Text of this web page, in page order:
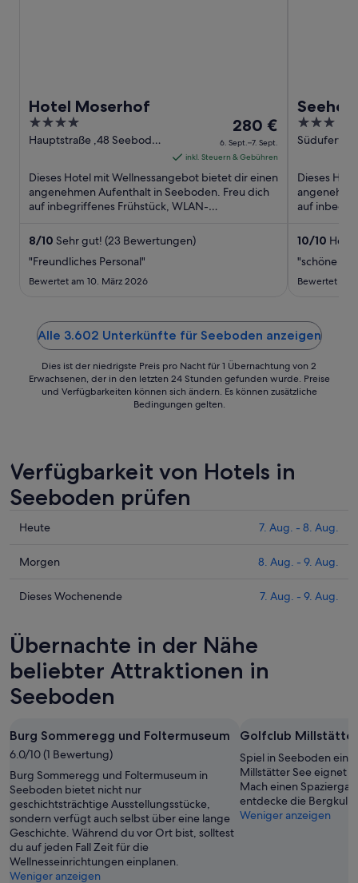
Hotel Moserhof
4
out
5
Hauptstraße ,48 Seeboden
Der
Preis
beträgt
280 €
pro
Sept.
280 €
6. Sept.–7. Sept.
inkl. Steuern & Gebühren
Dieses Hotel mit Wellnessangebot bietet dir einen
angenehmen Aufenthalt in Seeboden. Freu dich
auf inbegriffenes Frühstück, WLAN-
8/10 Sehr gut! (23 Bewertungen)
"Freundliches Personal"
Bewertet am 10. März 2026
3
out
5
Dieses
auf
10/10
"schöne
Bewertet am
Alle 3.602 Unterkünfte für Seeboden anzeigen
Dies ist der niedrigste Preis pro Nacht für 1 Übernachtung von 2
Erwachsenen, der in den letzten 24 Stunden gefunden wurde. Preise
und Verfügbarkeiten können sich ändern. Es können zusätzliche
Bedingungen gelten.
Verfügbarkeit von Hotels in
Seeboden prüfen
Prüfe
Preise
Seeboden
7.
Aug.
-
8.
Heute 7. Aug. - 8. Aug.
Prüfe
Preise
Seeboden
morgen
Nacht,
8.
Aug.
9.
Aug.
Morgen 8. Aug. - 9. Aug.
Prüfe
Preise
für
Seeboden
dieses
Wochenende,
Aug.
-
9.
Aug.
Dieses Wochenende 7. Aug. - 9. Aug.
Übernachte in der Nähe
beliebter Attraktionen in
Seeboden
Burg Sommeregg und Foltermuseum
6.0/10 (1 Bewertung)
Burg Sommeregg und Foltermuseum in
Seeboden bietet nicht nur
geschichtsträchtige Ausstellungsstücke,
sondern verfügt auch selbst über eine lange
Geschichte. Während du vor Ort bist, solltest
du auf jeden Fall Zeit für die
Wellnesseinrichtungen einplanen.
Weniger anzeigen
Golfclub
Spiel in Seeboden
Millstätter See eignet
Mach einen
entdecke die
Weniger anzeigen